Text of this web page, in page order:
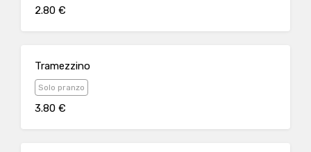
2.80 €
Tramezzino
Solo pranzo
3.80 €